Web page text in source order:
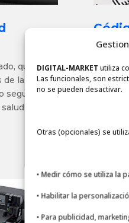
DIGITAL-MARKET utiliza
Las funcionales, son
no se pueden desactivar.
Otras (opcionales) se
• Medir cómo se utiliza la
• Habilitar la
• Para publicidad,
que se
la línea F,
seguro
y
de
cámara